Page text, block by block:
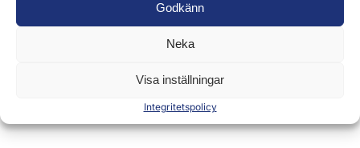
Godkänn
Neka
Visa inställningar
Integritetspolicy
Det finns inga recensioner än.
Endast inloggade kunder som har köpt denna produkt